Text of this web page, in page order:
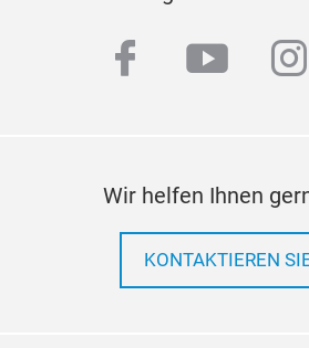
facebook
Wir helfen Ihnen
KONTAKTIEREN